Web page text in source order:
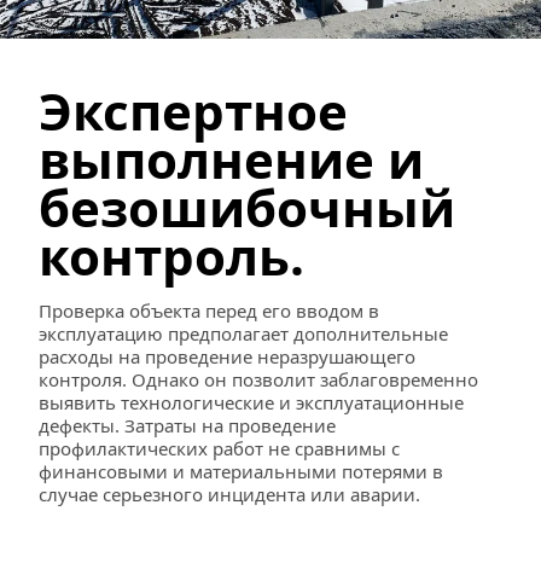
Экспертное
выполнение и
безошибочный
контроль.
Проверка объекта перед его вводом в
эксплуатацию предполагает дополнительные
расходы на проведение неразрушающего
контроля. Однако он позволит заблаговременно
выявить технологические и эксплуатационные
дефекты. Затраты на проведение
профилактических работ не сравнимы с
финансовыми и материальными потерями в
случае серьезного инцидента или аварии.